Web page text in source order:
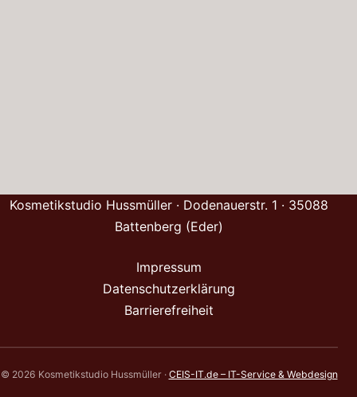
Kosmetikstudio Hussmüller · Dodenauerstr. 1 · 35088
Battenberg (Eder)
Impressum
Datenschutzerklärung
Barrierefreiheit
© 2026 Kosmetikstudio Hussmüller · CEIS-IT.de – IT-Service & Webdesign